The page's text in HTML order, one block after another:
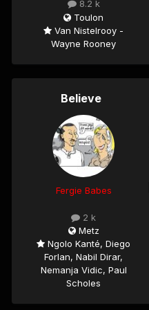
8.2 k
Toulon
Van Nistelrooy -
Wayne Rooney
Believe
Fergie Babes
2 k
Metz
Ngolo Kanté, Diego
Forlan, Nabil Dirar,
Nemanja Vidic, Paul
Scholes